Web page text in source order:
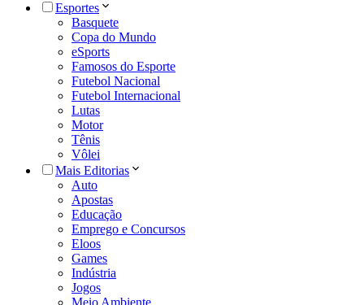
Esportes
Basquete
Copa do Mundo
eSports
Famosos do Esporte
Futebol Nacional
Futebol Internacional
Lutas
Motor
Tênis
Vôlei
Mais Editorias
Auto
Apostas
Educação
Emprego e Concursos
Eloos
Games
Indústria
Jogos